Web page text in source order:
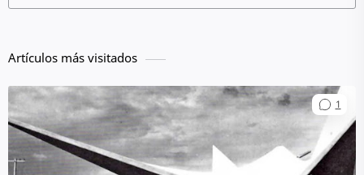
Artículos más visitados